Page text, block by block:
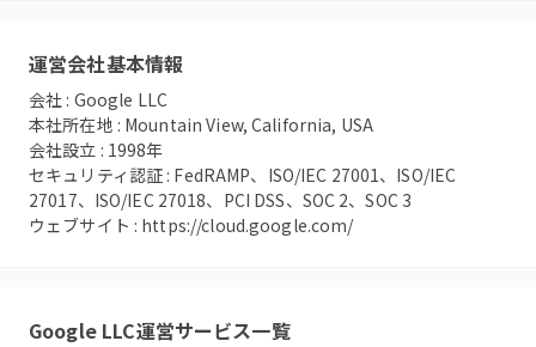
運営会社基本情報
会社 : Google LLC
本社所在地 : Mountain View, California, USA
会社設立 : 1998年
セキュリティ認証 : FedRAMP、ISO/IEC 27001、ISO/IEC
27017、ISO/IEC 27018、PCI DSS、SOC 2、SOC 3
ウェブサイト : https://cloud.google.com/
Google LLC運営サービス一覧